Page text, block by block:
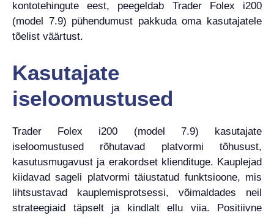
kontotehingute eest, peegeldab Trader Folex i200
(model 7.9) pühendumust pakkuda oma kasutajatele
tõelist väärtust.
Kasutajate
iseloomustused
Trader Folex i200 (model 7.9) kasutajate
iseloomustused rõhutavad platvormi tõhusust,
kasutusmugavust ja erakordset kliendituge. Kauplejad
kiidavad sageli platvormi täiustatud funktsioone, mis
lihtsustavad kauplemisprotsessi, võimaldades neil
strateegiaid täpselt ja kindlalt ellu viia. Positiivne